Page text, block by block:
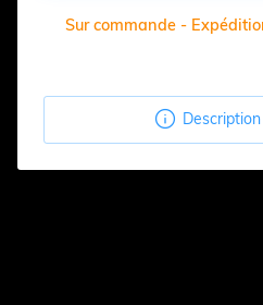
Sur commande -
